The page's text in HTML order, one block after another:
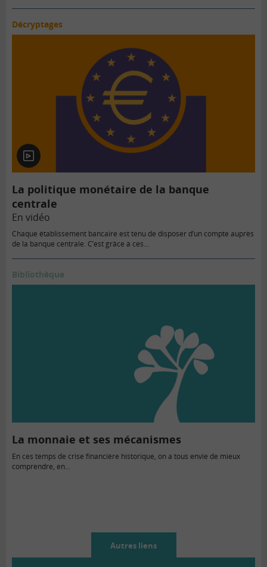
Décryptages
En
vidéo
La politique monétaire de la banque
centrale
En vidéo
Chaque établissement bancaire est tenu de disposer d’un compte auprès
de la banque centrale. C’est grâce à ces…
Bibliothèque
La monnaie et ses mécanismes
En ces temps de crise financière historique, on a tous envie de mieux
comprendre, en...
Autres liens